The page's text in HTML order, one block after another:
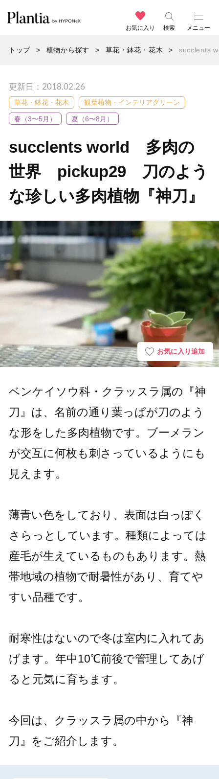
お気に入り 検索 メニュー
トップ 植物から探す 草花・鉢花・花木 succlents
更新日：2018.02.26
草花・鉢花・花木 観葉植物・インテリアグリーン
春（3〜5月） 夏（6〜8月）
succlents world 多肉の
世界 pickup29 刀のよう
な珍しい多肉植物『神刀』
お気に入り追加
ベンケイソウ科・クラッスラ属の『神
刀』は、名前の通り葉っぱが刀のよう
な形をした多肉植物です。ブーメラン
が交互に何枚も刺さっているようにも
見えます。
薄青い色をしており、表面は白っぽく
さらっとしています。種類によっては
産毛が生えているものもあります。熱
帯地域の植物で耐暑性があり、育てや
すい品種です。
耐寒性はないので冬は室内に入れてあ
げます。年中10℃前後で管理してあげ
ると元気に育ちます。
今回は、クラッスラ属の中から『神
刀』をご紹介します。